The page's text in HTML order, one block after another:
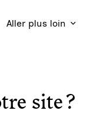
Aller plus loin
site ?